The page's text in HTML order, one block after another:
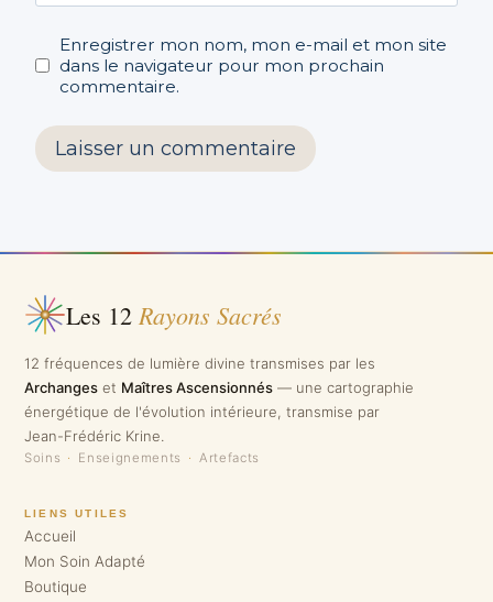
Enregistrer mon nom, mon e-mail et mon site
dans le navigateur pour mon prochain
commentaire.
Les 12 Rayons Sacrés
12 fréquences de lumière divine transmises par les
Archanges et Maîtres Ascensionnés — une cartographie
énergétique de l'évolution intérieure, transmise par
Jean-Frédéric Krine.
Soins · Enseignements · Artefacts
LIENS UTILES
Accueil
Mon Soin Adapté
Boutique